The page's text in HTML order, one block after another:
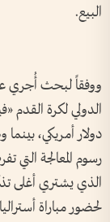
البيع.
ووفقاً لبحث أُجري
لحضور مباراة